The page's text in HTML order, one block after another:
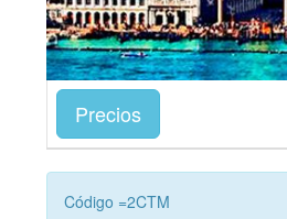
Precios
Código =2CTM